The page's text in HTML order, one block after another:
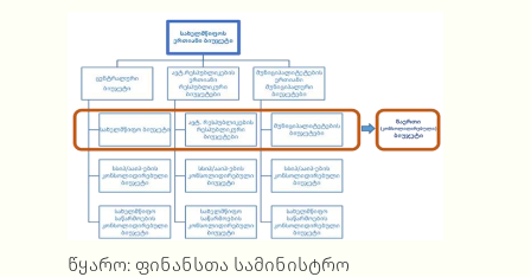
წყარო: ფინანსთა სამინისტრო